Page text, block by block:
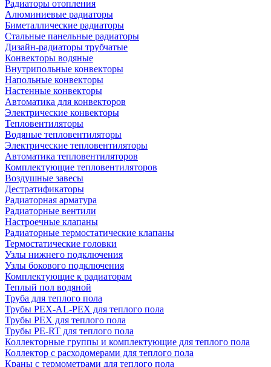
Радиаторы отопления
Алюминиевые радиаторы
Биметаллические радиаторы
Стальные панельные радиаторы
Дизайн-радиаторы трубчатые
Конвекторы водяные
Внутрипольные конвекторы
Напольные конвекторы
Настенные конвекторы
Автоматика для конвекторов
Электрические конвекторы
Тепловентиляторы
Водяные тепловентиляторы
Электрические тепловентиляторы
Автоматика тепловентиляторов
Комплектующие тепловентиляторов
Воздушные завесы
Дестратификаторы
Радиаторная арматура
Радиаторные вентили
Настроечные клапаны
Радиаторные термостатические клапаны
Термостатические головки
Узлы нижнего подключения
Узлы бокового подключения
Комплектующие к радиаторам
Теплый пол водяной
Труба для теплого пола
Трубы PEX-AL-PEX для теплого пола
Трубы PEX для теплого пола
Трубы PE-RT для теплого пола
Коллекторные группы и комплектующие для теплого пола
Коллектор с расходомерами для теплого пола
Краны с термометрами для теплого пола